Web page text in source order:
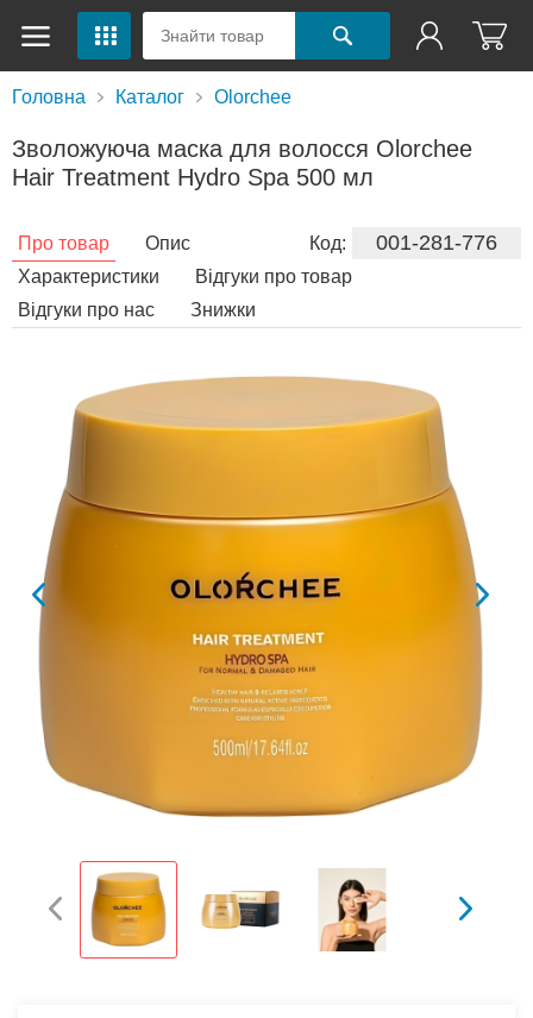
Головна Каталог Olorchee
Зволожуюча маска для волосся Olorchee
Hair Treatment Hydro Spa 500 мл
Код: 001-281-776
Про товар
Опис
Характеристики
Відгуки про товар
Відгуки про нас
Знижки